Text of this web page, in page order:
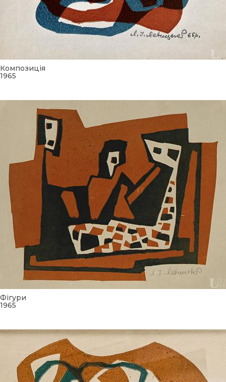
Композиція
1965
Фігури
1965